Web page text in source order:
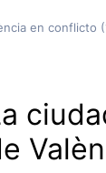
en conflicto